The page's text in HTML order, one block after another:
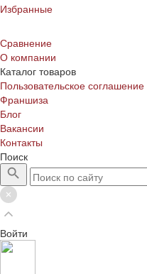
Избранные
Сравнение
О компании
Каталог товаров
Пользовательское соглашение
Франшиза
Блог
Вакансии
Контакты
Поиск
Войти